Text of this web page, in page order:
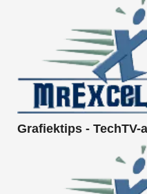
Grafiektips - TechTV-